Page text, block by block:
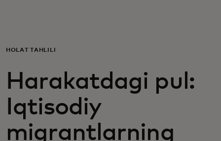
Biznes uchun
Butun dunyo uchun
Innovatorlar uchun
HOLAT TAHLILI
Harakatdagi pul:
Iqtisodiy
migrantlarning